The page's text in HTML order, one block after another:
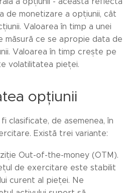
de monetizare a opțiunii, cât
Valoarea în timp a unei
măsură ce se apropie data de
Valoarea în timp crește pe
volatilitatea pieței.
opțiunii
clasificate, de asemenea, în
Există trei variante:
Out-of-the-money (OTM).
de exercitare este stabilit
curent al pieței. Ne